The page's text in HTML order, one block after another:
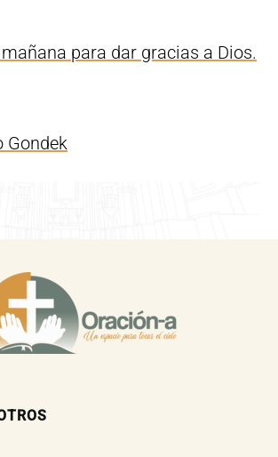
para dar gracias a Dios.
Gondek